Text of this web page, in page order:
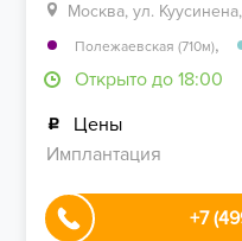
Москва, ул.
Полежаевская (710м),
Открыто до 18:00
Цены
Имплантация
+7